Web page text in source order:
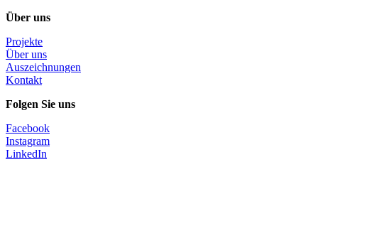
Über uns
Projekte
Über uns
Auszeichnungen
Kontakt
Folgen Sie uns
Facebook
Instagram
LinkedIn